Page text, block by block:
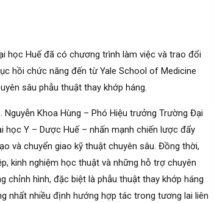
học Huế đã có chương trình làm việc và trao đổi
hồi chức năng đến từ Yale School of Medicine
sâu phẫu thuật thay khớp háng.
Khoa Hùng – Phó Hiệu trưởng Trường Đại
học Y – Dược Huế – nhấn mạnh chiến lược đẩy
và chuyển giao kỹ thuật chuyên sâu. Đồng thời,
kinh nghiệm học thuật và những hỗ trợ chuyên
hình, đặc biệt là phẫu thuật thay khớp háng
nhất nhiều định hướng hợp tác trong tương lai liên